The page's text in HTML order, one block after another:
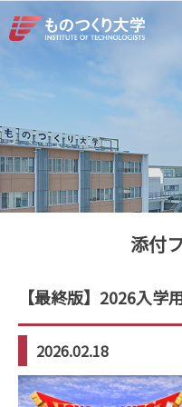
添付
【最終版】2026入
2026.02.18